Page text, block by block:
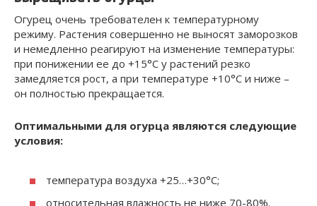
Огурец очень требователен к температурному
режиму. Растения совершенно не выносят заморозков
и немедленно реагируют на изменение температуры:
при понижении ее до +15°С у растений резко
замедляется рост, а при температуре +10°С и ниже –
он полностью прекращается.
Оптимальными для огурца являются следующие
условия:
температура воздуха +25…+30°С;
относительная влажность не ниже 70-80%.